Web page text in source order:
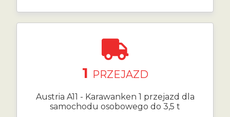
1 PRZEJAZD
Austria A11 - Karawanken 1 przejazd dla
samochodu osobowego do 3,5 t